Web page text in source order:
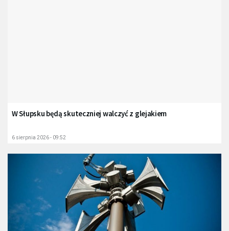
W Słupsku będą skuteczniej walczyć z glejakiem
6 sierpnia 2026 - 09:52